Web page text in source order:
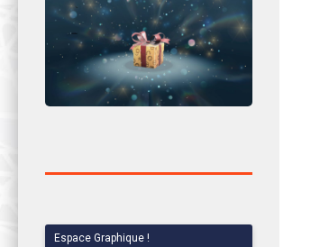
Espace Graphique !